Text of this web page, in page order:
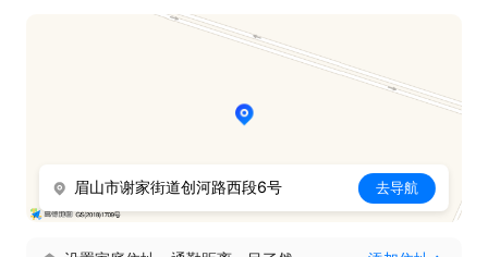
眉山市谢家街道创河路西段6号 去导航